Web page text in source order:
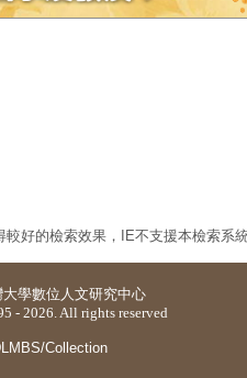
好的檢索效果，IE不支援本檢索系統
大學數位人文研究中心
- 2026. All rights reserved
Collection